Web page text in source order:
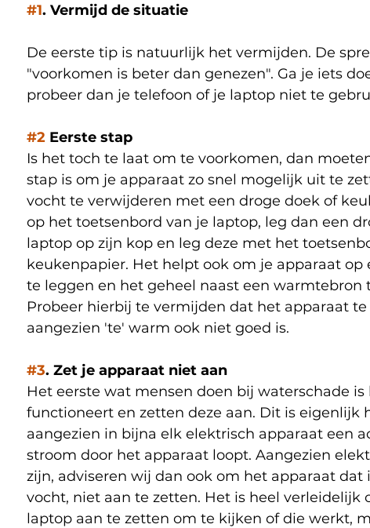
#1. Vermijd de situatie
De eerste tip is natuurlijk het vermijden. De
"voorkomen is beter dan genezen". Ga je iets
probeer dan je telefoon of je laptop niet te
#2 Eerste stap
Is het toch te laat om te voorkomen, dan
stap is om je apparaat zo snel mogelijk uit te
vocht te verwijderen met een droge doek of
op het toetsenbord van je laptop, leg dan een
laptop op zijn kop en leg deze met het
keukenpapier. Het helpt ook om je apparaat
te leggen en het geheel naast een warmtebron
Probeer hierbij te vermijden dat het apparaat
aangezien 'te' warm ook niet goed is.
#3. Zet je apparaat niet aan
Het eerste wat mensen doen bij waterschade
functioneert en zetten deze aan. Dit is eigenlijk
aangezien in bijna elk elektrisch apparaat een
stroom door het apparaat loopt. Aangezien
zijn, adviseren wij dan ook om het apparaat
vocht, niet aan te zetten. Het is heel verleidelijk
laptop aan te zetten om te kijken of die werkt,